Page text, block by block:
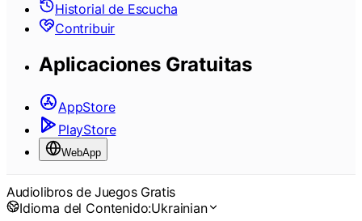
Historial de Escucha
Contribuir
Aplicaciones Gratuitas
AppStore
PlayStore
WebApp
Audiolibros de Juegos Gratis
Idioma del Contenido:Ukrainian